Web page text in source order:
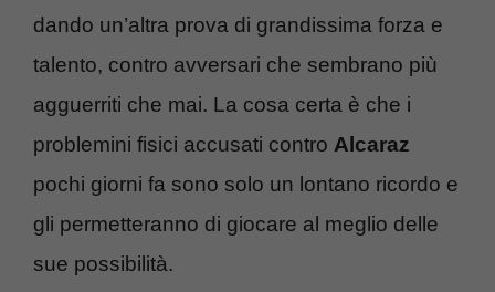
dando un’altra prova di grandissima forza e
talento, contro avversari che sembrano più
agguerriti che mai. La cosa certa è che i
problemini fisici accusati contro Alcaraz
pochi giorni fa sono solo un lontano ricordo e
gli permetteranno di giocare al meglio delle
sue possibilità.